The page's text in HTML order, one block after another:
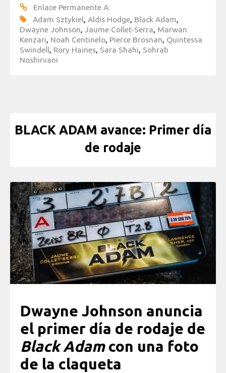
Enlace Permanente A:
Adam Sztykiel, Aldis Hodge, Black Adam,
Dwayne Johnson, Jaume Collet-Serra, Marwan
Kenzari, Noah Centinelo, Pierce Brosnan, Quintessa
Swindell, Rory Haines, Sara Shahi, Sohrab
Noshirvani
BLACK ADAM avance: Primer día
de rodaje
Dwayne Johnson anuncia
el primer día de rodaje de
Black Adamcon una foto
de la claqueta